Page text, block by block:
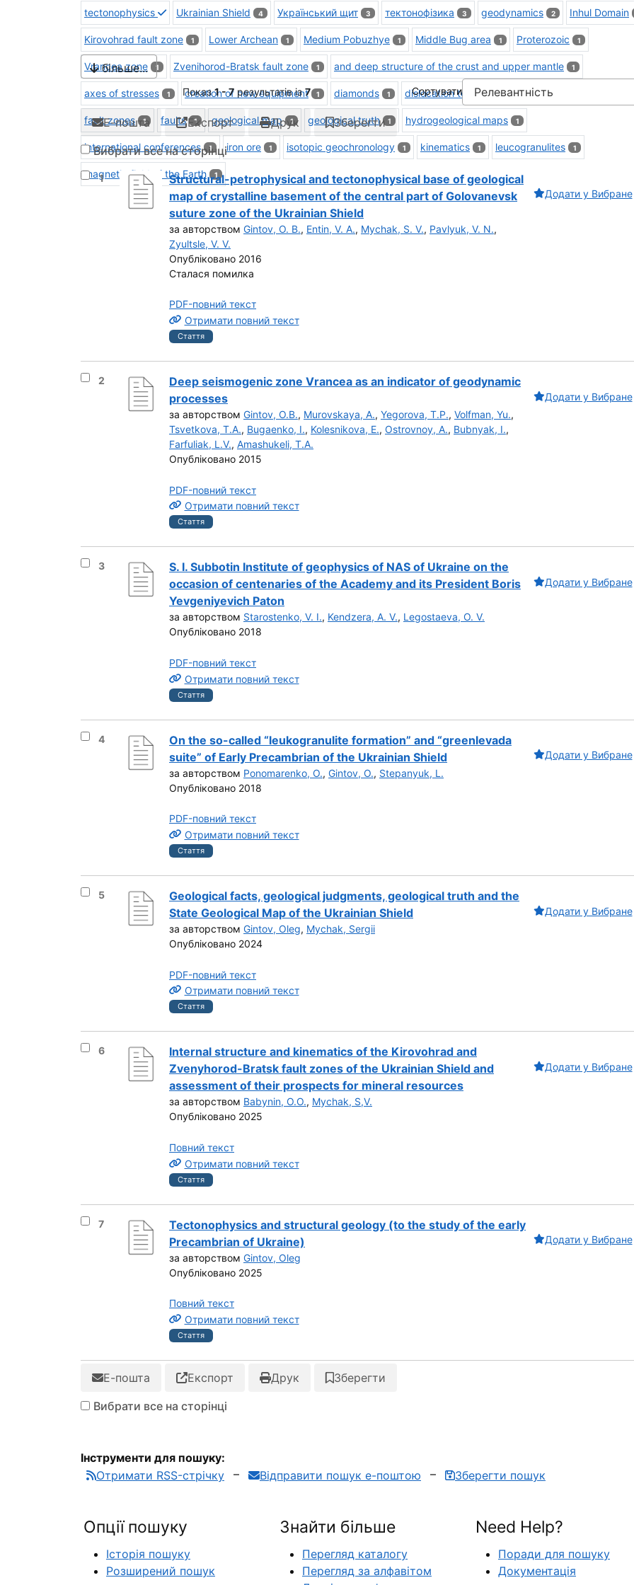
tectonophysics
Ukrainian Shield 4 Український щит 3 тектонофізика 3 geodynamics 2 Inhul Domain
Kirovohrad fault zone 1 Lower Archean 1 Medium Pobuzhye 1 Middle Bug area 1 Proterozoic 1
Vrancea zone 1 Zvenihorod-Bratsk fault zone 1 and deep structure of the crust and upper mantle 1
axes of stresses 1 creation of new equipment 1 diamonds 1 dislocation tectonics 1 earthquakes sources
fault zones 1 faults 1 geological map 1 geological truth 1 hydrogeological maps 1
international conferences 1 iron ore 1 isotopic geochronology 1 kinematics 1 leucogranulites 1
magnetic field of the Earth 1
більше...
Показ1 - 7результатів із7 Сортувати
Е-пошта Експорт Друк
Зберегти
Вибрати все на сторінці
Вибрати результат під номером 1
1
Structural-petrophysical and tectonophysical base of geological
map of crystalline basement of the central part of Golovanevsk
suture zone of the Ukrainian Shield
за авторством Gintov, O. B., Entin, V. A., Mychak, S. V., Pavlyuk, V. N.,
Zyultsle, V. V.
Опубліковано 2016
Сталася помилка
PDF-повний текст
Отримати повний текст
Стаття
Додати у Вибране
Вибрати результат під номером 2
2
Deep seismogenic zone Vrancea as an indicator of geodynamic
processes
за авторством Gintov, O.B., Murovskaya, A., Yegorova, T.P., Volfman, Yu.,
Tsvetkova, T.A., Bugaenko, I., Kolesnikova, E., Ostrovnoy, A., Bubnyak, I.,
Farfuliak, L.V., Amashukeli, T.A.
Опубліковано 2015
PDF-повний текст
Отримати повний текст
Стаття
Додати у Вибране
Вибрати результат під номером 3
3
S. I. Subbotin Institute of geophysics of NAS of Ukraine on the
occasion of centenaries of the Academy and its President Boris
Yevgeniyevich Paton
за авторством Starostenko, V. I., Kendzera, A. V., Legostaeva, O. V.
Опубліковано 2018
PDF-повний текст
Отримати повний текст
Стаття
Додати у Вибране
Вибрати результат під номером 4
4
On the so-called “leukogranulite formation” and “greenlevada
suite” of Early Precambrian of the Ukrainian Shield
за авторством Ponomarenko, O., Gintov, O., Stepanyuk, L.
Опубліковано 2018
PDF-повний текст
Отримати повний текст
Стаття
Додати у Вибране
Вибрати результат під номером 5
5
Geological facts, geological judgments, geological truth and the
State Geological Map of the Ukrainian Shield
за авторством Gintov, Oleg, Mychak, Sergii
Опубліковано 2024
PDF-повний текст
Отримати повний текст
Стаття
Додати у Вибране
Вибрати результат під номером 6
6
Internal structure and kinematics of the Kirovohrad and
Zvenyhorod-Bratsk fault zones of the Ukrainian Shield and
assessment of their prospects for mineral resources
за авторством Babynin, O.O., Mychak, S,V.
Опубліковано 2025
Повний текст
Отримати повний текст
Стаття
Додати у Вибране
Вибрати результат під номером 7
7
Tectonophysics and structural geology (to the study of the early
Precambrian of Ukraine)
за авторством Gintov, Oleg
Опубліковано 2025
Повний текст
Отримати повний текст
Стаття
Додати у Вибране
Е-пошта Експорт Друк
Зберегти
Вибрати все на сторінці
Інструменти для пошуку:
Отримати RSS-стрічку
Відправити пошук е-поштою Зберегти пошук
Опції пошуку
Історія пошуку
Розширений пошук
Знайти більше
Перегляд каталогу
Перегляд за алфавітом
Need Help?
Поради для пошуку
Документація